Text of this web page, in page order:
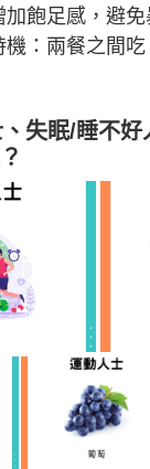
加飽足感，避
機：兩餐之間吃
、失眠/睡不好